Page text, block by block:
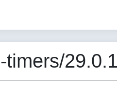
timers/29.0.1